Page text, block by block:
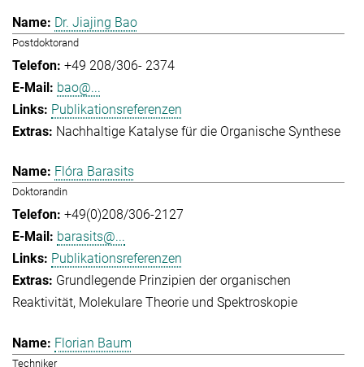
Dr. Jiajing Bao
Postdoktorand
+49 208/306- 2374
bao@...
Publikationsreferenzen
Nachhaltige Katalyse für die Organische Synthese
Flóra Barasits
Doktorandin
+49(0)208/306-2127
barasits@...
Publikationsreferenzen
Grundlegende Prinzipien der organischen
Reaktivität Molekulare Theorie und Spektroskopie
Florian Baum
Techniker